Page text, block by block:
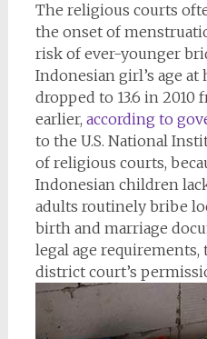
The religious courts
the onset of
risk of ever-younger
Indonesian girl’s age
dropped to 13.6 in 2010
earlier, according to
to the U.S. National
of religious courts,
Indonesian children
adults routinely bribe
birth and marriage
legal age requirements,
district court’s